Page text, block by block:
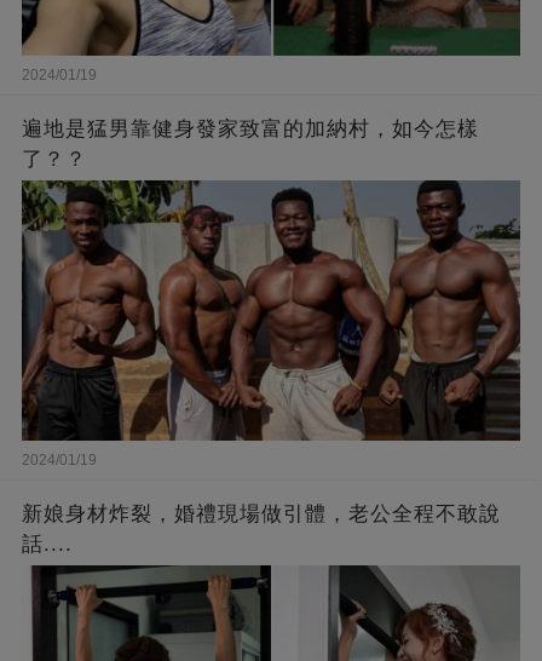
2024/01/19
遍地是猛男靠健身發家致富的加納村，如今怎樣
了？？
2024/01/19
新娘身材炸裂，婚禮現場做引體，老公全程不敢說
話....